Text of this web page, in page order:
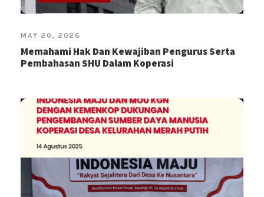
MAY 20, 2026
Memahami Hak Dan Kewajiban Pengurus Serta
Pembahasan SHU Dalam Koperasi